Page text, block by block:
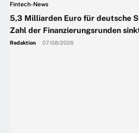
Fintech-News
5,3 Milliarden Euro für deutsche
Zahl der Finanzierungsrunden
Redaktion 07/08/2026